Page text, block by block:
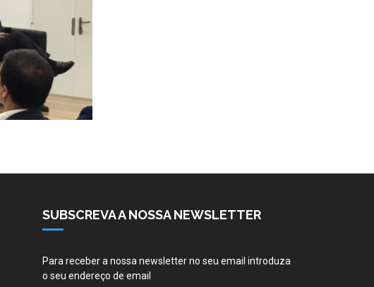
SUBSCREVA A NOSSA NEWSLETTER
Para receber a nossa newsletter no seu email introduza
o seu endereço de email